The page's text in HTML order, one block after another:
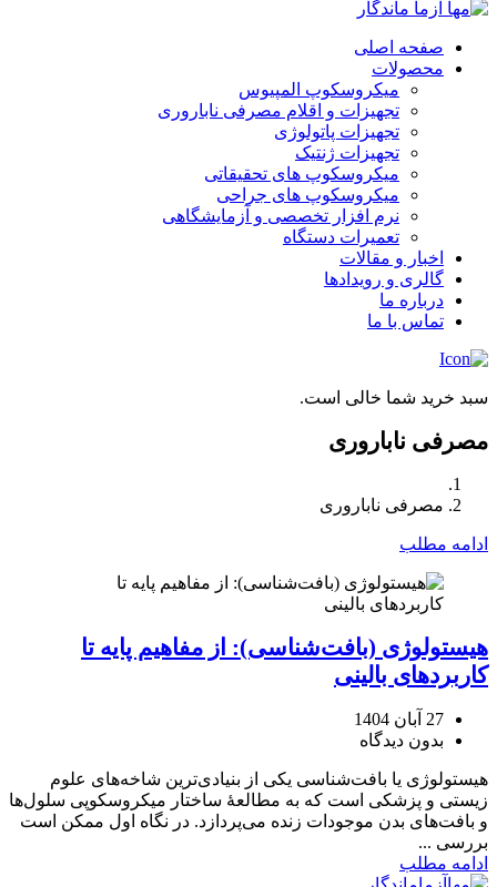
صفحه اصلی
محصولات
میکروسکوپ المپیوس
تجهیزات و اقلام مصرفی ناباروری
تجهیزات پاتولوژی
تجهیزات ژنتیک
میکروسکوپ های تحقیقاتی
میکروسکوپ های جراحی
نرم افزار تخصصی و آزمایشگاهی
تعمیرات دستگاه
اخبار و مقالات
گالری و رویدادها
درباره ما
تماس با ما
سبد خرید شما خالی است.
مصرفی ناباروری
مصرفی ناباروری
ادامه مطلب
هیستولوژی (بافت‌شناسی): از مفاهیم پایه تا
کاربردهای بالینی
27 آبان 1404
بدون دیدگاه
هیستولوژی یا بافت‌شناسی یکی از بنیادی‌ترین شاخه‌های علوم
زیستی و پزشکی است که به مطالعهٔ ساختار میکروسکوپی سلول‌ها
و بافت‌های بدن موجودات زنده می‌پردازد. در نگاه اول ممکن است
بررسی ...
ادامه مطلب